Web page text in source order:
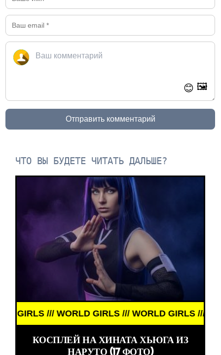
😊 🖼️
Отправить комментарий
ЧТО ВЫ БУДЕТЕ ЧИТАТЬ ДАЛЬШЕ?
/// WORLD GIRLS /// WORLD GIRLS /// WORLD
КОСПЛЕЙ НА ХИНАТА ХЬЮГА ИЗ
НАРУТО (17 ФОТО)